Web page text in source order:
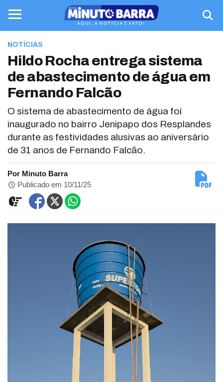
NOTÍCIAS
Hildo Rocha entrega sistema
de abastecimento de água em
Fernando Falcão
O sistema de abastecimento de água foi
inaugurado no bairro Jenipapo dos Resplandes
durante as festividades alusivas ao aniversário
de 31 anos de Fernando Falcão.
Por Minuto Barra
Publicado em 10/11/25